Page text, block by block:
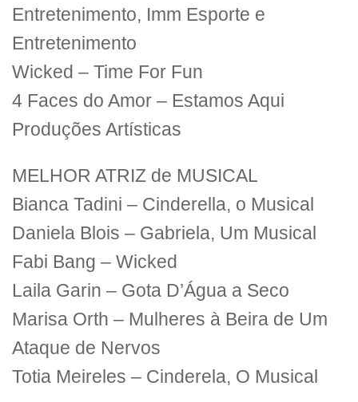
Entretenimento, Imm Esporte e
Entretenimento
Wicked – Time For Fun
4 Faces do Amor – Estamos Aqui
Produções Artísticas
MELHOR ATRIZ de MUSICAL
Bianca Tadini – Cinderella, o Musical
Daniela Blois – Gabriela, Um Musical
Fabi Bang – Wicked
Laila Garin – Gota D’Água a Seco
Marisa Orth – Mulheres à Beira de Um
Ataque de Nervos
Totia Meireles – Cinderela, O Musical